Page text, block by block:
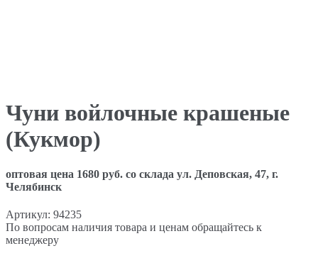
Чуни войлочные крашеные
(Кукмор)
оптовая цена 1680 руб. со склада ул. Деповская, 47, г.
Челябинск
Артикул: 94235
По вопросам наличия товара и ценам обращайтесь к
менеджеру